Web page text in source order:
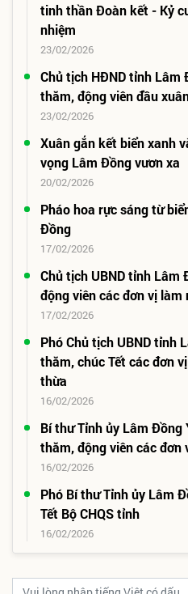
tinh thần Đoàn kết - Kỷ
nhiệm
23/02/2026
Chủ tịch HĐND tỉnh Lâm
thăm, động viên đầu
23/02/2026
Xuân gắn kết biển xanh
vọng Lâm Đồng vươn xa
20/02/2026
Pháo hoa rực sáng từ
Đồng
17/02/2026
Chủ tịch UBND tỉnh Lâm
động viên các đơn vị làm
17/02/2026
Phó Chủ tịch UBND tỉnh
thăm, chúc Tết các đơn
thừa
16/02/2026
Bí thư Tỉnh ủy Lâm Đồng
thăm, động viên các đơn
16/02/2026
Phó Bí thư Tỉnh ủy Lâm
Tết Bộ CHQS tỉnh
16/02/2026